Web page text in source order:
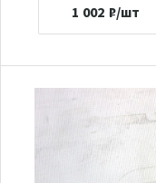
1 002 ₽/шт